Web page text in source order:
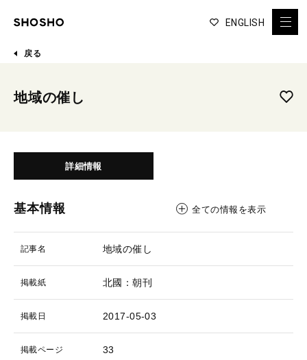
ENGLISH
戻る
地域の催し
詳細情報
基本情報 全ての情報を表示
記事名 地域の催し
掲載紙 北國：朝刊
掲載日 2017-05-03
掲載ページ 33